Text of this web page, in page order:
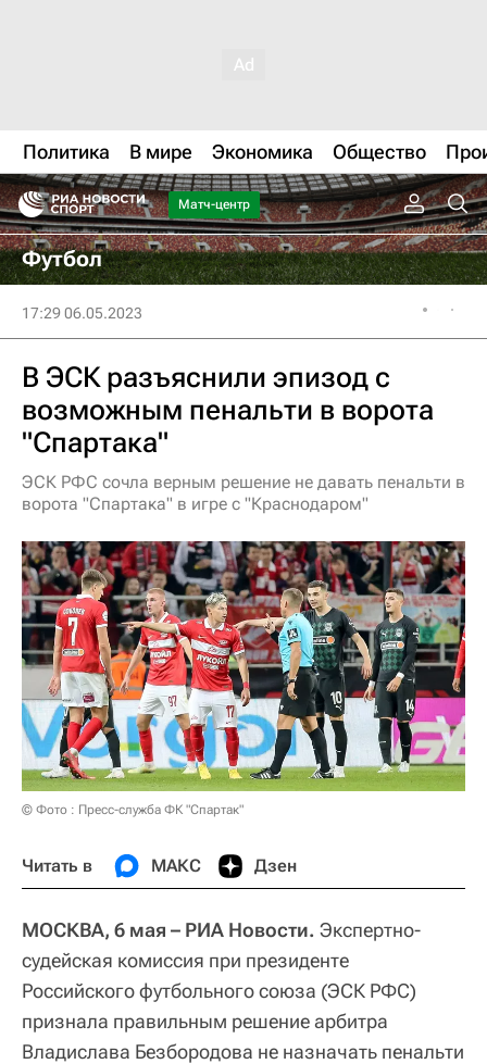
Политика В мире Экономика Общество
Матч-центр
Футбол
17:29 06.05.2023
В ЭСК разъяснили эпизод с
возможным пенальти в ворота
"Спартака"
ЭСК РФС сочла верным решение не давать пенальти в
ворота "Спартака" в игре с "Краснодаром"
© Фото : Пресс-служба ФК "Спартак"
Читать в МАКС Дзен
МОСКВА, 6 мая – РИА Новости. Экспертно-
судейская комиссия при президенте
Российского футбольного союза (ЭСК РФС)
признала правильным решение арбитра
Владислава Безбородова не назначать пенальти